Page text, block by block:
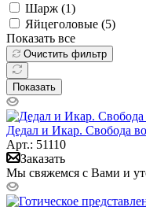
Шарж (1)
Яйцеголовые (5)
Показать все
Очистить фильтр
Показать
Дедал и Икар. Свобода
Арт.: 51110
Заказать
Мы свяжемся с Вами и